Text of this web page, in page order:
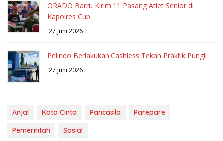
ORADO Barru Kirim 11 Pasang Atlet Senior di
Kapolres Cup
27 Juni 2026
Pelindo Berlakukan Cashless Tekan Praktik Pungli
27 Juni 2026
Anjal Kota Cinta Pancasila
Parepare
Pemerintah
Sosial